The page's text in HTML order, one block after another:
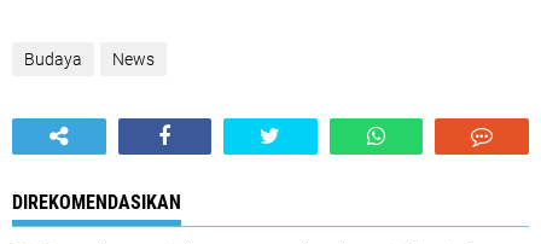
Budaya News
DIREKOMENDASIKAN